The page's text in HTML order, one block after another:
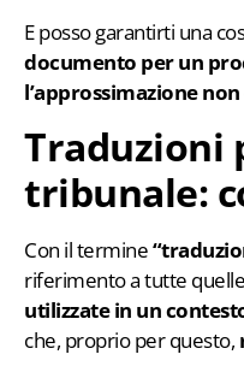
E posso garantirti una
documento per un
l’approssimazione
Traduzioni
tribunale:
Con il termine
riferimento a tutte
utilizzate in un
che, proprio per questo,